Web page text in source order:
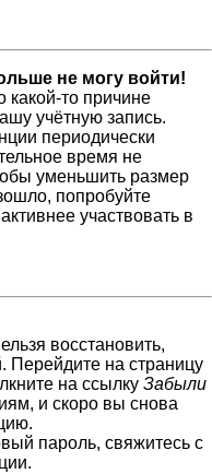
не могу войти!
какой-то причине
учётную запись.
периодически
время не
уменьшить размер
попробуйте
участвовать в
восстановить,
Перейдите на страницу
на ссылку Забыли
и скоро вы снова
пароль, свяжитесь с